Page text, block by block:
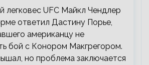
– о словах Порье
легковес UFC Майкл Чендлер
ответил Дастину Порье,
американцу не
бой с Конором Макгрегором.
но проблема заключается